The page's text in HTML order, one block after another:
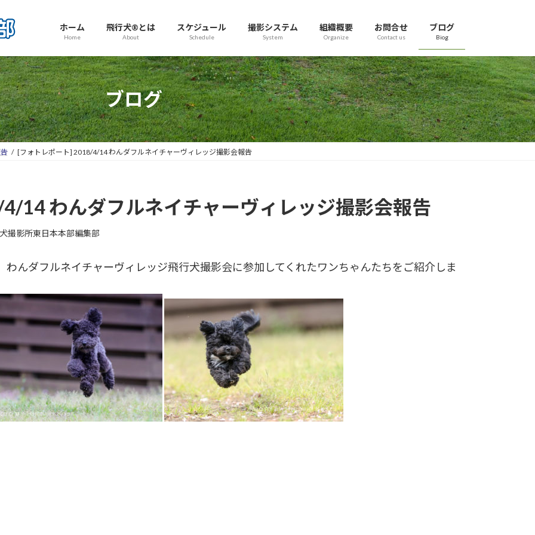
ホーム
Home
飛行犬®とは
About
スケジュール
Schedule
撮影システム
System
組織概要
Organize
お問合せ
Contact us
ブログ
Biog
ブログ
[フォトレポート] 2018/4/14 わんダフルネイチャーヴィレッジ撮影会報告
14 わんダフルネイチャーヴィレッジ撮影会報告
撮影所東日本本部編集部
んダフルネイチャーヴィレッジ飛行犬撮影会に参加してくれたワンちゃんたちをご紹介しま